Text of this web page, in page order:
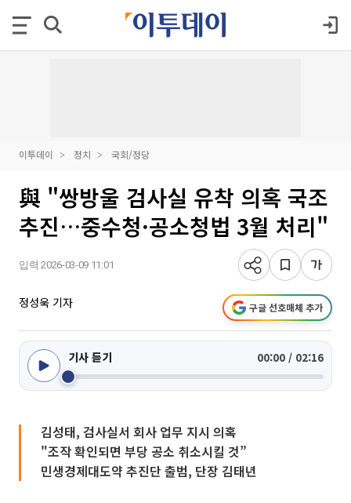
이투데이 정치 국회/정당
與 "쌍방울 검사실 유착 의혹 국조
추진…중수청·공소청법 3월 처리"
입력 2026-03-09 11:01
정성욱 기자 구글 선호매체 추가
기사 듣기 00:00 / 02:16
김성태, 검사실서 회사 업무 지시 의혹
"조작 확인되면 부당 공소 취소시킬 것”
민생경제대도약 추진단 출범, 단장 김태년